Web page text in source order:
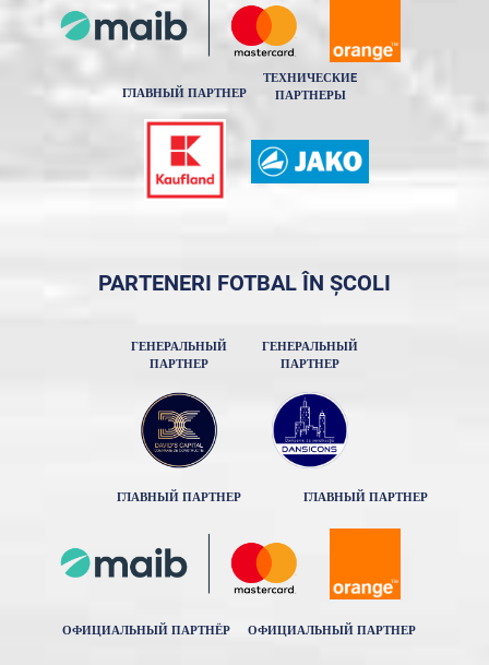
ГЛАВНЫЙ ПАРТНЕР
ТЕХНИЧЕСКИE
ПАРТНЕРЫ
PARTENERI FOTBAL ÎN ȘCOLI
ГЕНЕРАЛЬНЫЙ
ПАРТНЕР
ГЕНЕРАЛЬНЫЙ
ПАРТНЕР
ГЛАВНЫЙ ПАРТНЕР ГЛАВНЫЙ ПАРТНЕР
ОФИЦИАЛЬНЫЙ ПАРТНЁР ОФИЦИАЛЬНЫЙ ПАРТНЕР